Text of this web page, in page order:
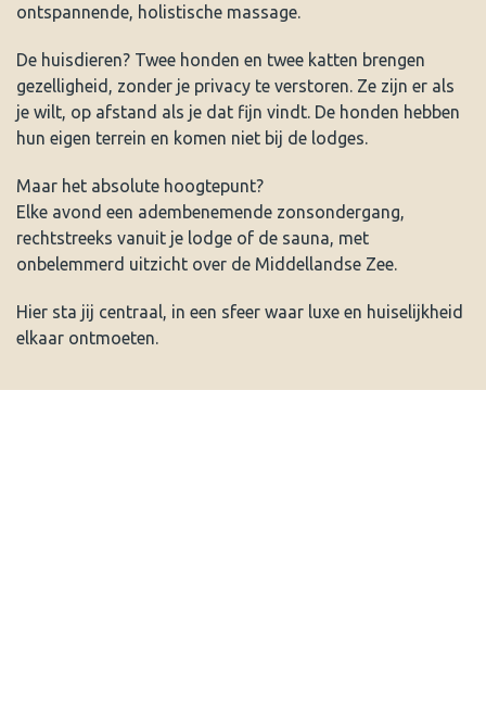
ontspannende, holistische massage.
De huisdieren? Twee honden en twee katten brengen
gezelligheid, zonder je privacy te verstoren. Ze zijn er als
je wilt, op afstand als je dat fijn vindt. De honden hebben
hun eigen terrein en komen niet bij de lodges.
Maar het absolute hoogtepunt?
Elke avond een adembenemende zonsondergang,
rechtstreeks vanuit je lodge of de sauna, met
onbelemmerd uitzicht over de Middellandse Zee.
Hier sta jij centraal, in een sfeer waar luxe en huiselijkheid
elkaar ontmoeten.